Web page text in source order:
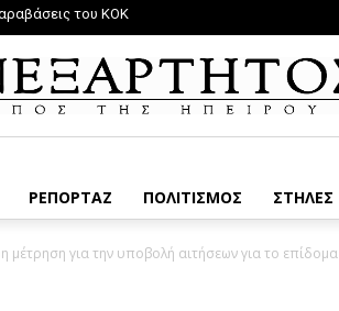
του ΚΟΚ
ΡΕΠΟΡΤΑΖ ΠΟΛΙΤΙΣΜΟΣ ΣΤΗΛΕΣ
για την υποβολή αιτήσεων για το επίδομα